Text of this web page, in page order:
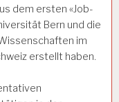
dem ersten «Job-
Bern und die
im
erstellt haben.